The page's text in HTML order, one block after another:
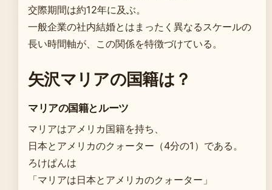
交際期間は約12年に及ぶ。
一般企業の社内結婚とはまったく異なるスケールの
長い時間軸が、この関係を特徴づけている。
矢沢マリアの国籍は？
マリアの国籍とルーツ
マリアはアメリカ国籍を持ち、
日本とアメリカのクォーター（4分の1）である。
ろけぱんは
「マリアは日本とアメリカのクォーター」